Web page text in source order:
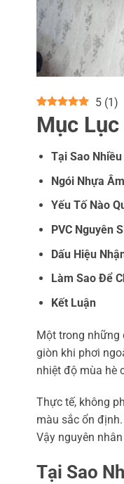
5 (1)
Mục Lục
Tại Sao
Ngói Nhựa
Yếu Tố Nào
PVC Nguyên
Dấu Hiệu
Làm Sao Để
Kết Luận
Một trong những
giòn khi phơi
nhiệt độ mùa hè
Thực tế, không
màu sắc ổn
Vậy nguyên
Tại Sao